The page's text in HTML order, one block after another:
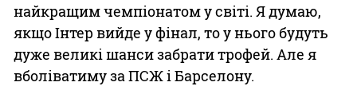
найкращим чемпіонатом у світі. Я думаю,
якщо Інтер вийде у фінал, то у нього будуть
дуже великі шанси забрати трофей. Але я
вболіватиму за ПСЖ і Барселону.